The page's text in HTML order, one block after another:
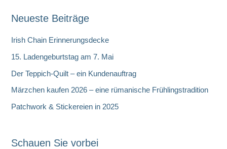
h
Neueste Beiträge
Irish Chain Erinnerungsdecke
15. Ladengeburtstag am 7. Mai
Der Teppich-Quilt – ein Kundenauftrag
Märzchen kaufen 2026 – eine rümanische Frühlingstradition
Patchwork & Stickereien in 2025
Schauen Sie vorbei